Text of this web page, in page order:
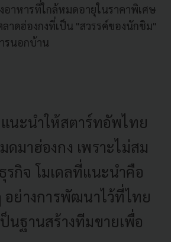
าหารที่ใกล้หมดอายุในราคาพิเศษ
าดฮ่องกงที่เป็น "สวรรค์ของนักชิม"
รนอกบ้าน
แนะนำให้สตาร์ทอัพไทย
มาฮ่องกง เพราะไม่สม
รกิจ โมเดลที่แนะนำคือ
อย่างการพัฒนาไว้ที่ไทย
นฐานสร้างทีมขายเพื่อ